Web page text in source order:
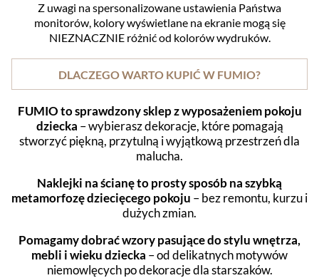
Z uwagi na spersonalizowane ustawienia Państwa
monitorów, kolory wyświetlane na ekranie mogą się
NIEZNACZNIE różnić od kolorów wydruków.
DLACZEGO WARTO KUPIĆ W FUMIO?
FUMIO to sprawdzony sklep z wyposażeniem pokoju
dziecka – wybierasz dekoracje, które pomagają
stworzyć piękną, przytulną i wyjątkową przestrzeń dla
malucha.
Naklejki na ścianę to prosty sposób na szybką
metamorfozę dziecięcego pokoju – bez remontu, kurzu i
dużych zmian.
Pomagamy dobrać wzory pasujące do stylu wnętrza,
mebli i wieku dziecka – od delikatnych motywów
niemowlęcych po dekoracje dla starszaków.